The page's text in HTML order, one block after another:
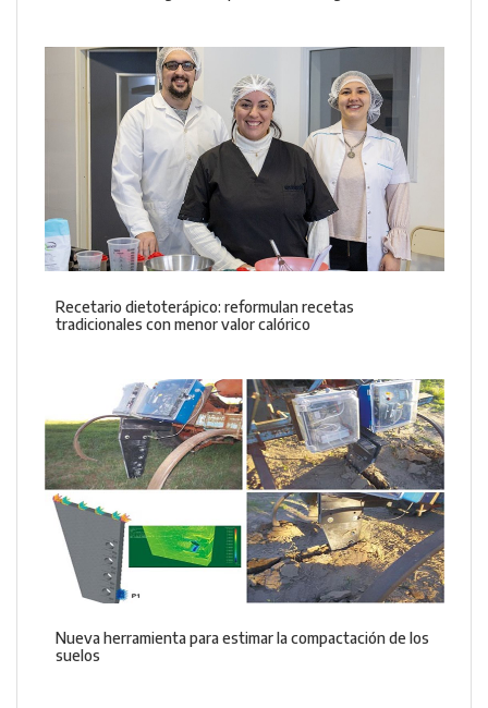
Recetario dietoterápico: reformulan recetas
tradicionales con menor valor calórico
Nueva herramienta para estimar la compactación de los
suelos